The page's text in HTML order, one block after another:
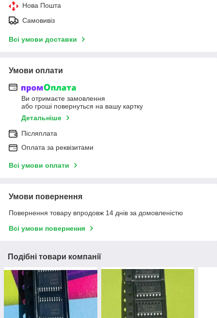
Нова Пошта
Самовивіз
Всі умови доставки
Умови оплати
Ви отримаєте замовлення
або гроші повернуться на вашу картку
Детальніше
Післяплата
Оплата за реквізитами
Всі умови оплати
Умови повернення
Повернення товару впродовж 14 днів за домовленістю
Всі умови повернення
Подібні товари компанії